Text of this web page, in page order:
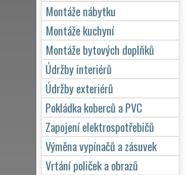
Montáže nábytku
Montáže kuchyní
Montáže bytových doplňků
Údržby interiérů
Údržby exteriérů
Pokládka koberců a PVC
Zapojení elektrospotřebičů
Výměna vypínačů a zásuvek
Vrtání poliček a obrazů